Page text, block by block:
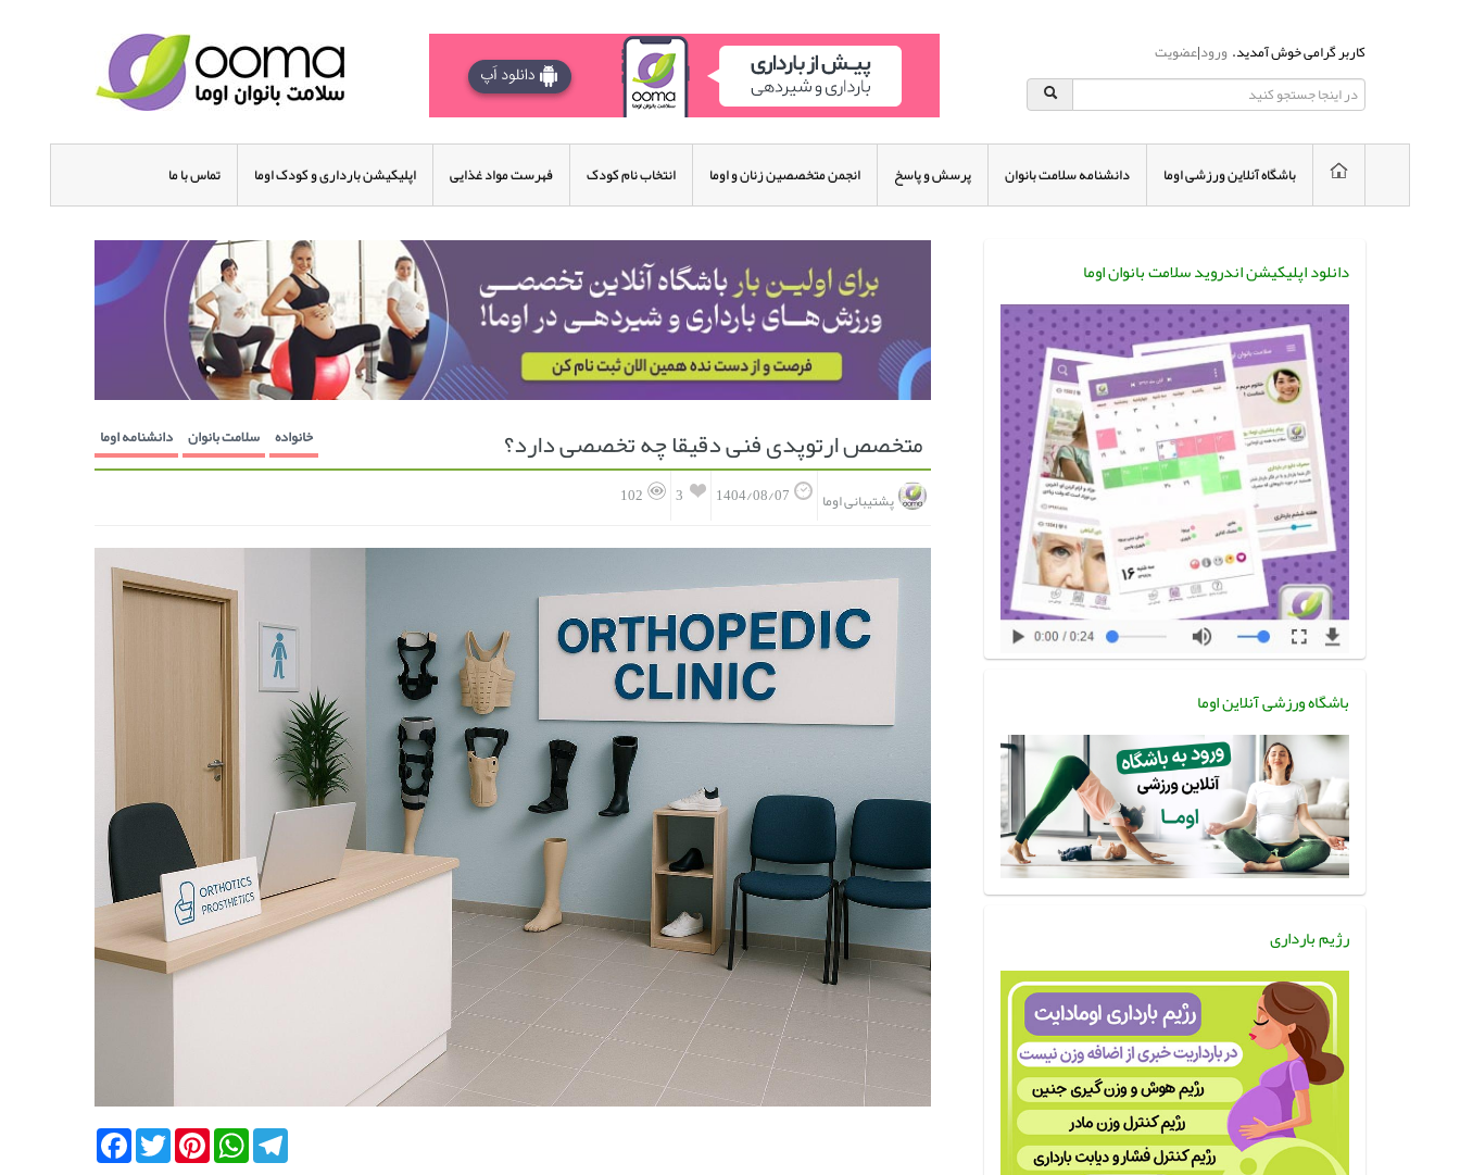
کاربر گرامی خوش آمدید.ورود|عضویت
باشگاه آنلاین ورزشی اوما دانشنامه سلامت بانوان پرسش و پاسخ انجمن متخصصین زنان و اوما انتخاب نام کودک فهرست مواد غذایی اپلیکیشن بارداری و کودک اوما تماس با ما
متخصص ارتوپدی فنی دقیقا چه تخصصی دارد؟ دانشنامه اوما سلامت بانوان خانواده
102 3 1404/08/07 پشتیبانی اوما
FacebookTwitterPinterestWhatsAppTelegram
دانلود اپلیکیشن اندروید سلامت بانوان اوما
باشگاه ورزشی آنلاین اوما
رژیم بارداری